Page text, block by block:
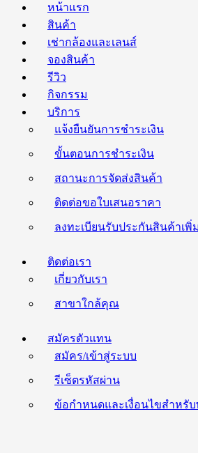
หน้าแรก
สินค้า
เช่ากล้องและเลนส์
จองสินค้า
รีวิว
กิจกรรม
บริการ
แจ้งยืนยันการชำระเงิน
ขั้นตอนการชำระเงิน
สถานะการจัดส่งสินค้า
ติดต่อขอใบเสนอราคา
ลงทะเบียนรับประกันสินค้าเพิ่ม
ติดต่อเรา
เกี่ยวกับเรา
สาขาใกล้คุณ
สมัครตัวแทน
สมัคร/เข้าสู่ระบบ
รีเซ็ตรหัสผ่าน
ข้อกำหนดและเงื่อนไขสำหรั